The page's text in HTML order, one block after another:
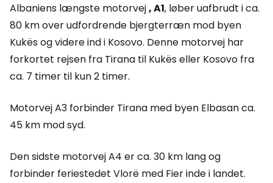
Albaniens længste motorvej, A1, løber uafbrudt i ca.
80 km over udfordrende bjergterræn mod byen
Kukës og videre ind i Kosovo. Denne motorvej har
forkortet rejsen fra Tirana til Kukës eller Kosovo fra
ca. 7 timer til kun 2 timer.
Motorvej A3 forbinder Tirana med byen Elbasan ca.
45 km mod syd.
Den sidste motorvej A4 er ca. 30 km lang og
forbinder feriestedet Vlorë med Fier inde i landet.